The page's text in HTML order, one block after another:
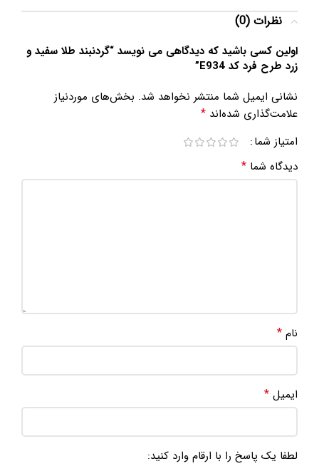
نظرات (0)
اولین کسی باشید که دیدگاهی می نویسد “گردنبند طلا سفید و
زرد طرح فرد کد E934”
نشانی ایمیل شما منتشر نخواهد شد. بخش‌های موردنیاز
علامت‌گذاری شده‌اند *
امتیاز شما
دیدگاه شما *
نام *
ایمیل *
لطفا یک پاسخ را با ارقام وارد کنید: